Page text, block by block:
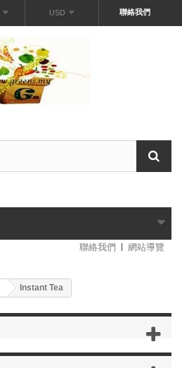
聯絡我們
USD
聯絡我們 網站導覽
Instant Tea